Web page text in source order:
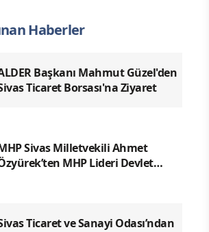
Haberler
Başkanı Mahmut Güzel'den
Ticaret Borsası'na Ziyaret
Sivas Milletvekili Ahmet
MHP Lideri Devlet
Ticaret ve Sanayi Odası’ndan